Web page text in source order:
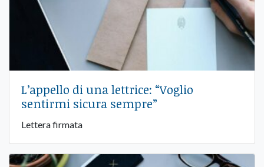
L’appello di una lettrice: “Voglio
sentirmi sicura sempre”
Lettera firmata